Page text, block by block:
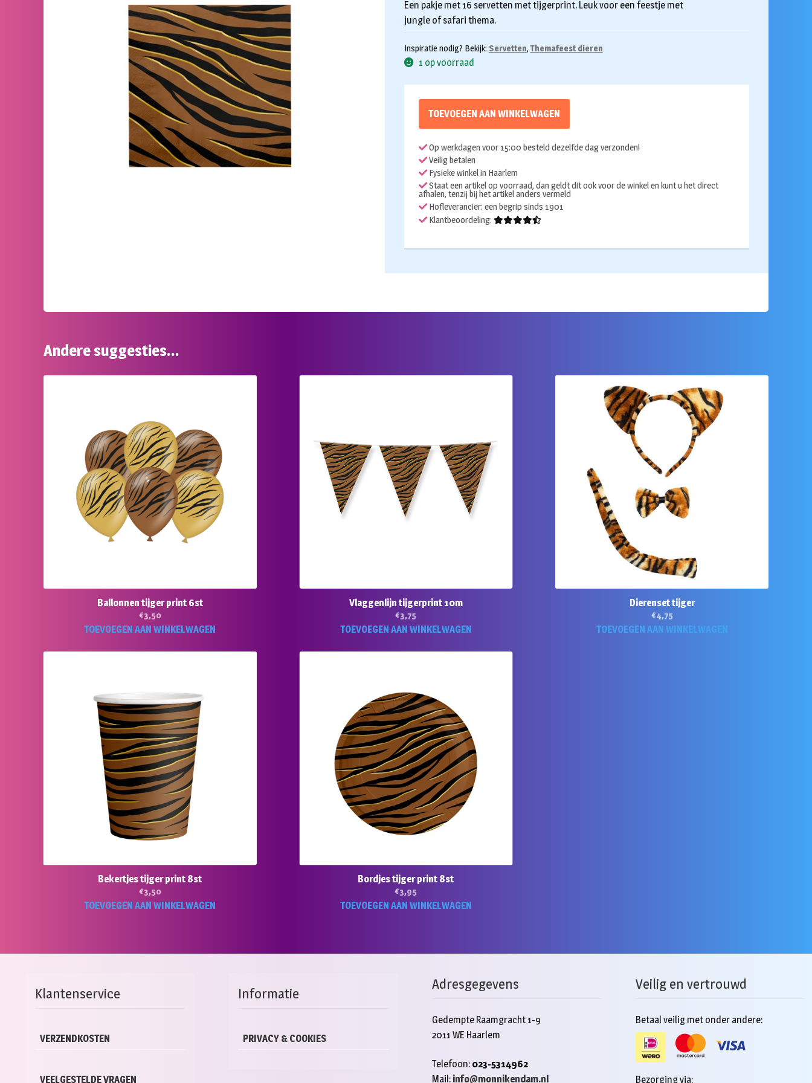
Een pakje met 16 servetten met tijgerprint. Leuk voor een feestje met
jungle of safari thema.
Inspiratie nodig? Bekijk: Servetten,Themafeest dieren
1 op voorraad
TOEVOEGEN AAN WINKELWAGEN
Op werkdagen voor 15:00 besteld dezelfde dag verzonden!
Veilig betalen
Fysieke winkel in Haarlem
Staat een artikel op voorraad, dan geldt dit ook voor de winkel en kunt u het direct
afhalen, tenzij bij het artikel anders vermeld
Hofleverancier: een begrip sinds 1901
Klantbeoordeling:
Andere suggesties…
Ballonnen tijger print 6st
€3,50
TOEVOEGEN AAN WINKELWAGEN
Vlaggenlijn tijgerprint 10m
€3,75
TOEVOEGEN AAN WINKELWAGEN
Dierenset tijger
€4,75
TOEVOEGEN AAN WINKELWAGEN
Bekertjes tijger print 8st
€3,50
TOEVOEGEN AAN WINKELWAGEN
Bordjes tijger print 8st
€3,95
TOEVOEGEN AAN WINKELWAGEN
Klantenservice
VERZENDKOSTEN
VEELGESTELDE VRAGEN
Informatie
PRIVACY & COOKIES
Adresgegevens
Gedempte Raamgracht 1-9
2011 WE Haarlem
Telefoon: 023-5314962
Mail: info@monnikendam.nl
Veilig en vertrouwd
Betaal veilig met onder andere:
Bezorging via: